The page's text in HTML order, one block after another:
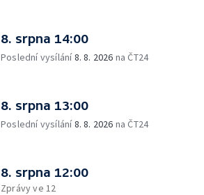
8. srpna 14:00
Poslední vysílání8. 8. 2026 na ČT24
8. srpna 13:00
Poslední vysílání8. 8. 2026 na ČT24
8. srpna 12:00
Zprávy ve 12